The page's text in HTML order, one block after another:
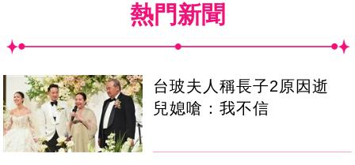
熱門新聞
台玻夫人稱長子2原因逝
兒媳嗆：我不信